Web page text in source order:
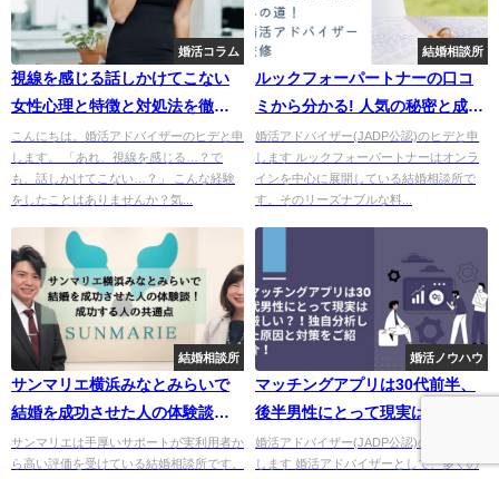
婚活コラム
視線を感じる話しかけてこない
女性心理と特徴と対処法を徹底
解説
こんにちは。婚活アドバイザーのヒデと申
します。 「あれ、視線を感じる…？で
も、話しかけてこない…？」 こんな経験
をしたことはありませんか？気...
結婚相談所
ルックフォーパートナーの口コ
ミから分かる! 人気の秘密と成功
への道！婚活アドバイザー監修
婚活アドバイザー(JADP公認)のヒデと申
します ルックフォーパートナーはオンラ
インを中心に展開している結婚相談所で
す。そのリーズナブルな料...
結婚相談所
サンマリエ横浜みなとみらいで
結婚を成功させた人の体験談！
成功する人の共通点
サンマリエは手厚いサポートが実利用者か
ら高い評価を受けている結婚相談所です。
婚活ノウハウ
マッチングアプリは30代前半、
後半男性にとって現実は厳し
い？！独自分析した原因と実体
験からご紹介！
婚活アドバイザー(JADP公認)のヒデと申
します 婚活アドバイザーとして、多くの